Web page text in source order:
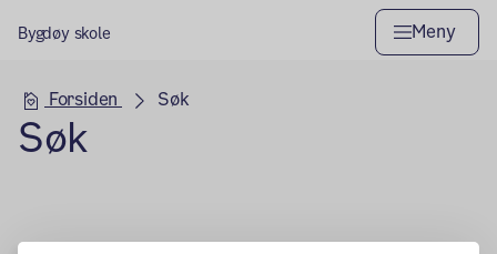
Bygdøy skole Meny
Hovedseksjon
Forsiden Søk
Søk